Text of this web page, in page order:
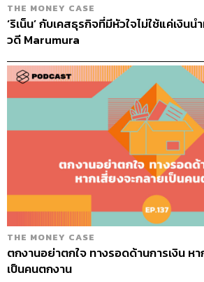
THE MONEY CASE
‘ริเน็น’ กับเคสธุรกิจที่มีหัวใจไม่ใช้แค่เงินน
วดี Marumura
THE MONEY CASE
ตกงานอย่าตกใจ ทางรอดด้านการเงิน ห
เป็นคนตกงาน